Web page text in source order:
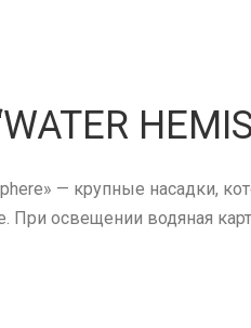
— крупные насадки,
При освещении водяная